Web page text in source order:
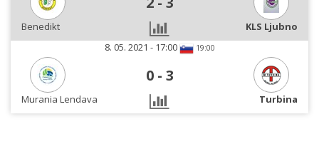
Benedikt
KLS Ljubno
8. 05. 2021 - 17:00
19:00
0 - 3
Murania Lendava Turbina